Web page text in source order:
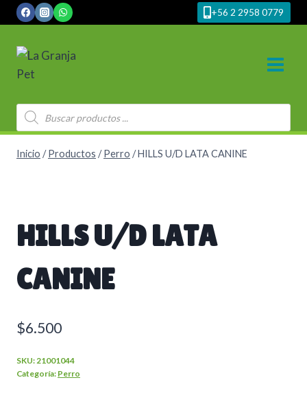
Saltar
al
contenido
+56 2 2958 0779
Búsqueda
de
productos
Inicio / Productos / Perro /HILLS U/D LATA CANINE
HILLS U/D LATA
CANINE
$6.500
SKU: 21001044
Categoría: Perro